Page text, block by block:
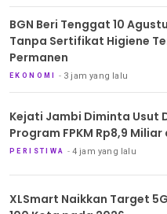
BGN Beri Tenggat 10
Tanpa Sertifikat Higiene
Permanen
EKONOMI 3 jam yang lalu
Kejati Jambi Diminta Usut
Program FPKM Rp8,9
PERISTIWA 4 jam yang lalu
XLSmart Naikkan Target